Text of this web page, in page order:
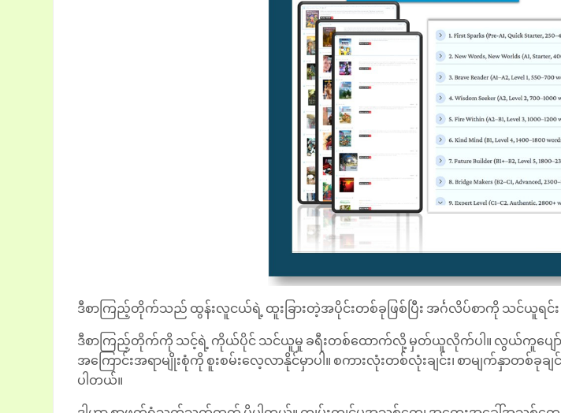
ဒီစာကြည့်တိုက်သည် ထွန်းလူငယ်ရဲ့ ထူးခြားတဲ့အပိုင်းတစ်ခုဖြစ်ပြီး အင်္ဂလိပ်စာကို သင်ယူရင်း စာ
ဒီစာကြည့်တိုက်ကို သင့်ရဲ့ ကိုယ်ပိုင် သင်ယူမှု ခရီးတစ်ထောက်လို့ မှတ်ယူလိုက်ပါ။ လွယ်ကူပျော်စဖွ
အကြောင်းအရာမျိုးစုံကို စူးစမ်းလေ့လာနိုင်မှာပါ။ စကားလုံးတစ်လုံးချင်း၊ စာမျက်နှာတ
ပါတယ်။